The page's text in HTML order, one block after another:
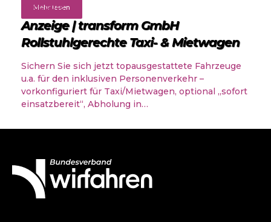
Mehr lesen
Angebote
Anzeige | transform GmbH
Rollstuhlgerechte Taxi- & Mietwagen
Sichern Sie sich jetzt topausgestattete Fahrzeuge
u.a. für den inklusiven Personenverkehr –
vorkonfiguriert für Taxi/Mietwagen, optional „sofort
einsatzbereit“, Abholung in…